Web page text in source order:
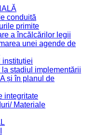
conduită
primite
a încălcărilor legii
unei agende de
instituției
stadiul implementării
și în planul de
integritate
Materiale